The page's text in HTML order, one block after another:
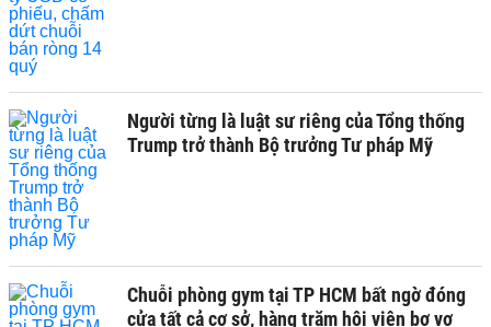
Người từng là luật sư riêng của Tổng thống
Trump trở thành Bộ trưởng Tư pháp Mỹ
Chuỗi phòng gym tại TP HCM bất ngờ đóng
cửa tất cả cơ sở, hàng trăm hội viên bơ vơ